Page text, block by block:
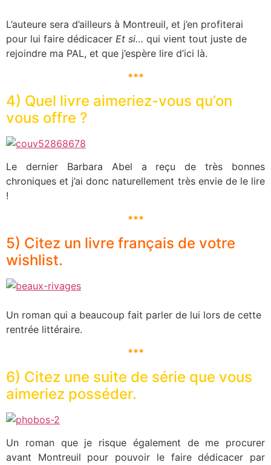
L’auteure sera d’ailleurs à Montreuil, et j’en profiterai
pour lui faire dédicacer Et si… qui vient tout juste de
rejoindre ma PAL, et que j’espère lire d’ici là.
***
4) Quel livre aimeriez-vous qu’on
vous offre ?
Le dernier Barbara Abel a reçu de très bonnes
chroniques et j’ai donc naturellement très envie de le lire
!
***
5) Citez un livre français de votre
wishlist.
Un roman qui a beaucoup fait parler de lui lors de cette
rentrée littéraire.
***
6) Citez une suite de série que vous
aimeriez posséder.
Un roman que je risque également de me procurer
avant Montreuil pour pouvoir le faire dédicacer par